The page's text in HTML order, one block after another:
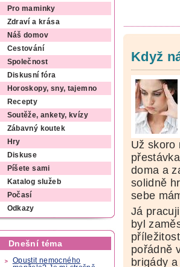
Pro maminky
Zdraví a krása
Náš domov
Cestování
Společnost
Diskusní fóra
Horoskopy, sny, tajemno
Recepty
Soutěže, ankety, kvízy
Zábavný koutek
Hry
Diskuse
Píšete sami
Katalog služeb
Počasí
Odkazy
Dnešní téma
Opustit nemocného
Když
Už skoro
doma a
solidně
sebe
Já
byl
pořádně
brigády